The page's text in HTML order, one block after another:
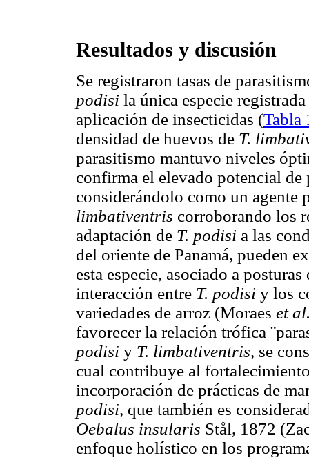
Resultados y discusión
Se registraron tasas de
podisi la única especie
aplicación de insecticidas (Tabla
densidad de huevos de T.
parasitismo mantuvo niveles
confirma el elevado potencial
considerándolo como un
limbativentris corroborando los
adaptación de T. podisi a las
del oriente de Panamá, pueden
esta especie, asociado a
interacción entre T. podisi y los
variedades de arroz (Moraes et
favorecer la relación trófica
podisi y T. limbativentris, se
cual contribuye al
incorporación de prácticas de
podisi, que también es
Oebalus insularis Stål, 1872
enfoque holístico en los